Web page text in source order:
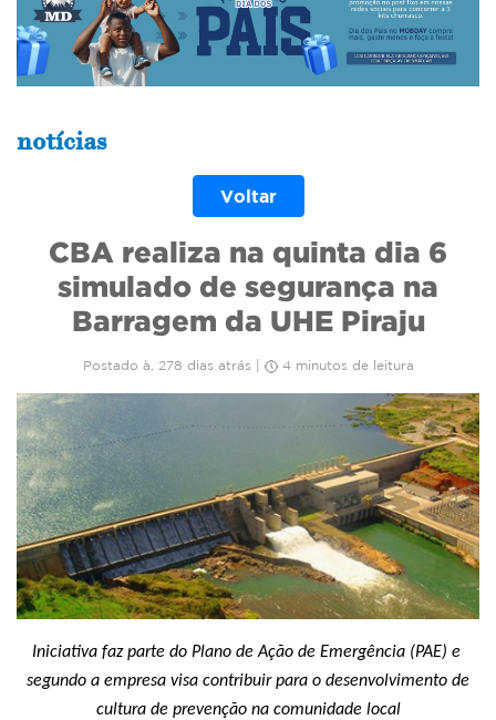
notícias
Voltar
CBA realiza na quinta dia 6
simulado de segurança na
Barragem da UHE Piraju
Postado à, 278 dias atrás | 4 minutos de leitura
Iniciativa faz parte do Plano de Ação de Emergência (PAE) e
segundo a empresa visa contribuir para o desenvolvimento de
cultura de prevenção na comunidade local